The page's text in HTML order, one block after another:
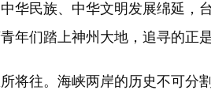
民族、中华文明发展绵延，台
们踏上神州大地，追寻的正
往。海峡两岸的历史不可分割